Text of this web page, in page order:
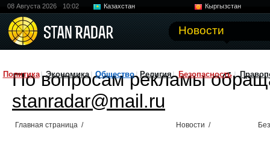
08 Августа 2026 10:02 Казахстан
Кыргызстан
Новости
Политика Экономика Общество Религия Безопасность
По вопросам рекламы
stanradar@mail.ru
Главная страница / Новости /